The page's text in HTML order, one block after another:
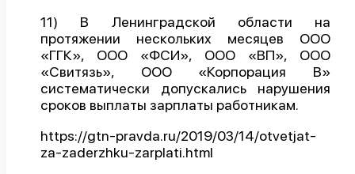
11) В Ленинградской области на
протяжении нескольких месяцев ООО
«ГГК», ООО «ФСИ», ООО «ВП», ООО
«Свитязь», ООО «Корпорация В»
систематически допускались нарушения
сроков выплаты зарплаты работникам.
https://gtn-pravda.ru/2019/03/14/otvetjat-
za-zaderzhku-zarplati.html